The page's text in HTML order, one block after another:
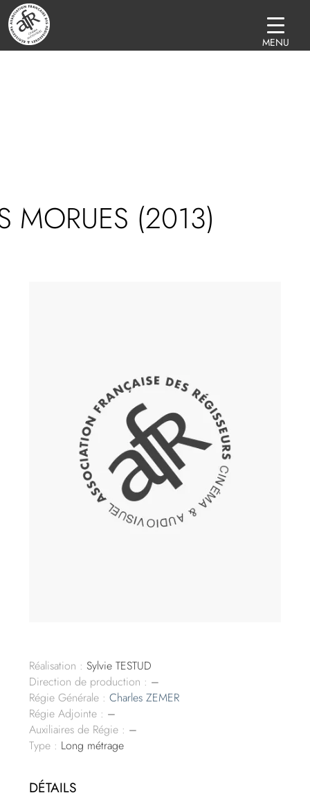
MORUES (2013)
Réalisation : Sylvie TESTUD
Direction de production : –
Régie Générale : Charles ZEMER
Régie Adjointe : –
Auxiliaires de Régie : –
Type : Long métrage
DÉTAILS
MENU